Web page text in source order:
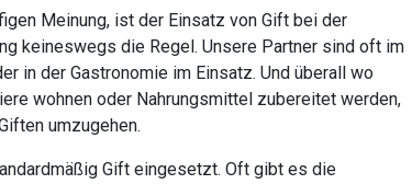
Meinung, ist der Einsatz von Gift bei der
keineswegs die Regel. Unsere Partner sind oft im
in der Gastronomie im Einsatz. Und überall wo
wohnen oder Nahrungsmittel zubereitet werden,
umzugehen.
Gift eingesetzt. Oft gibt es die